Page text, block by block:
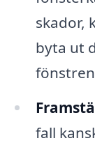
skador,
byta ut
fall